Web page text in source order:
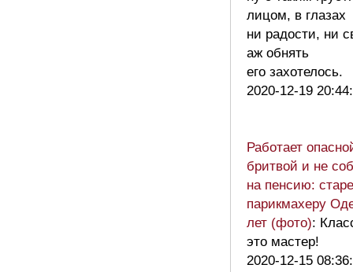
лицом, в глазах
ни радости, ни
аж обнять
его захотелось.
2020-12-19
Работает
бритвой и не
на пенсию:
парикмахеру
лет (фото):
это мастер!
2020-12-15